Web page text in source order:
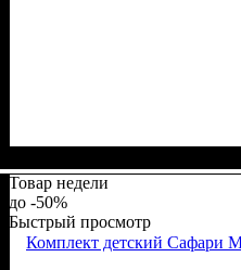
Товар недели
-50%
Быстрый просмотр
Комплект детский Сафари